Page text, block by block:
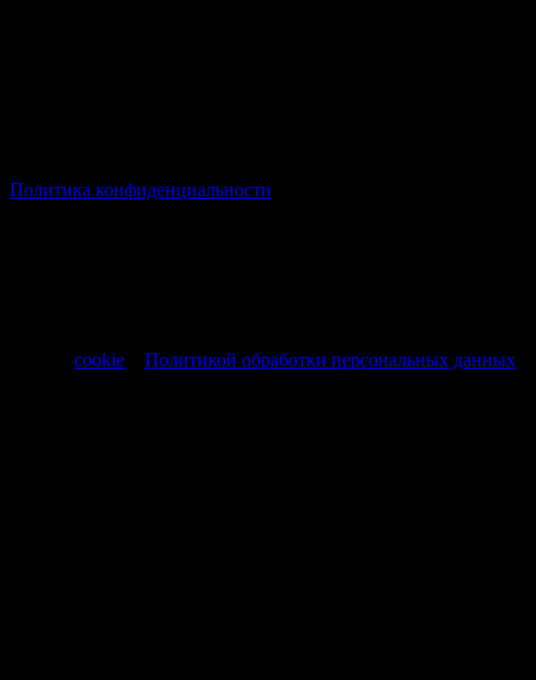
Политика конфиденциальности
cookie Политикой обработки персональных данных